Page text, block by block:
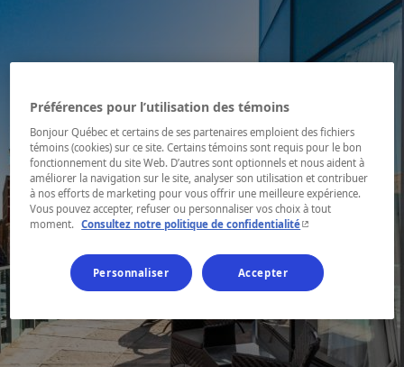
Préférences pour l’utilisation des témoins
Bonjour Québec et certains de ses partenaires emploient des fichiers
témoins (cookies) sur ce site. Certains témoins sont requis pour le bon
fonctionnement du site Web. D’autres sont optionnels et nous aident à
améliorer la navigation sur le site, analyser son utilisation et contribuer
à nos efforts de marketing pour vous offrir une meilleure expérience.
Vous pouvez accepter, refuser ou personnaliser vos choix à tout
moment. Consultez notre politique de confidentialité- Cet hyperlien
Personnaliser Accepter